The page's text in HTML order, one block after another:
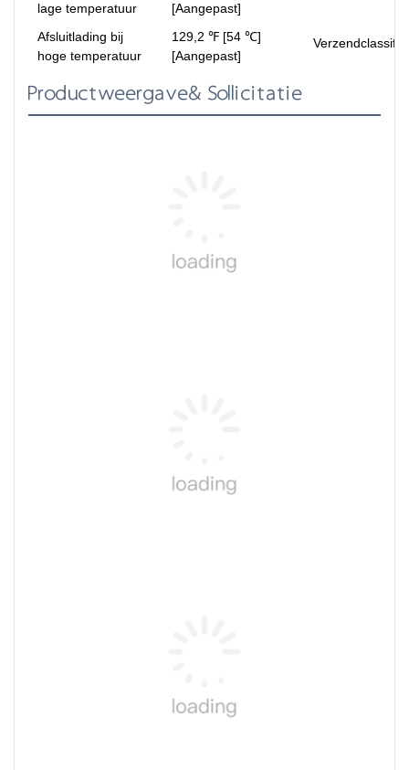
lage temperatuur
[Aangepast]
Afsluitlading bij
hoge temperatuur
129,2 ℉ [54 ℃]
[Aangepast]
Productweergave& Sollicitatie